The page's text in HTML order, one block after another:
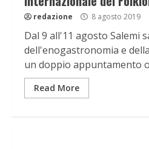
redazione 8 agosto 2019
Dal 9 all'11 agosto Salemi
dell'enogastronomia e
un doppio appuntamento
Read More